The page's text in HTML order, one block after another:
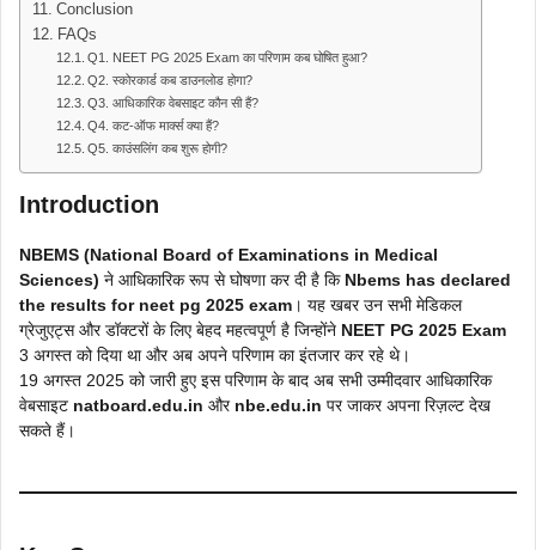
Conclusion
FAQs
Q1. NEET PG 2025 Exam का परिणाम कब घोषित हुआ?
Q2. स्कोरकार्ड कब डाउनलोड होगा?
Q3. आधिकारिक वेबसाइट कौन सी हैं?
Q4. कट-ऑफ मार्क्स क्या हैं?
Q5. काउंसलिंग कब शुरू होगी?
Introduction
NBEMS (National Board of Examinations in Medical
Sciences) ने आधिकारिक रूप से घोषणा कर दी है कि Nbems has declared
the results for neet pg 2025 exam । यह खबर उन सभी मेडिकल
ग्रेजुएट्स और डॉक्टरों के लिए बेहद महत्वपूर्ण है जिन्होंने NEET PG 2025 Exam
3 अगस्त को दिया था और अब अपने परिणाम का इंतजार कर रहे थे।
19 अगस्त 2025 को जारी हुए इस परिणाम के बाद अब सभी उम्मीदवार आधिकारिक
वेबसाइट natboard.edu.in और nbe.edu.in पर जाकर अपना रिज़ल्ट देख
सकते हैं।